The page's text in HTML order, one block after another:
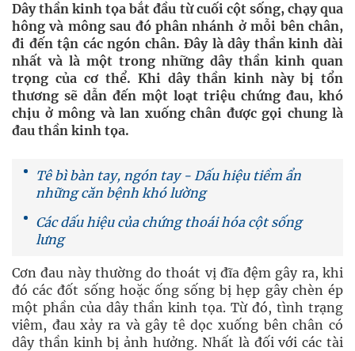
Dây thần kinh tọa bắt đầu từ cuối cột sống, chạy qua
hông và mông sau đó phân nhánh ở mỗi bên chân,
đi đến tận các ngón chân. Đây là dây thần kinh dài
nhất và là một trong những dây thần kinh quan
trọng của cơ thể. Khi dây thần kinh này bị tổn
thương sẽ dẫn đến một loạt triệu chứng đau, khó
chịu ở mông và lan xuống chân được gọi chung là
đau thần kinh tọa.
Tê bì bàn tay, ngón tay - Dấu hiệu tiềm ẩn
những căn bệnh khó lường
Các dấu hiệu của chứng thoái hóa cột sống
lưng
Cơn đau này thường do thoát vị đĩa đệm gây ra, khi
đó các đốt sống hoặc ống sống bị hẹp gây chèn ép
một phần của dây thần kinh tọa. Từ đó, tình trạng
viêm, đau xảy ra và gây tê dọc xuống bên chân có
dây thần kinh bị ảnh hưởng. Nhất là đối với các tài